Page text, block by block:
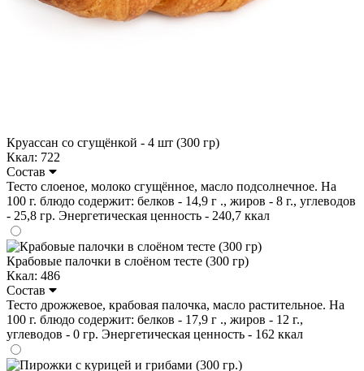
Круассан со сгущёнкой - 4 шт (300 гр)
Ккал: 722
Состав
Тесто слоеное, молоко сгущённое, масло подсолнечное. На
100 г. блюдо содержит: белков - 14,9 г ., жиров - 8 г., углеводов
- 25,8 гр. Энергетическая ценность - 240,7 ккал
Крабовые палочки в слоёном тесте (300 гр)
Ккал: 486
Состав
Тесто дрожжевое, крабовая палочка, масло растительное. На
100 г. блюдо содержит: белков - 17,9 г ., жиров - 12 г.,
углеводов - 0 гр. Энергетическая ценность - 162 ккал